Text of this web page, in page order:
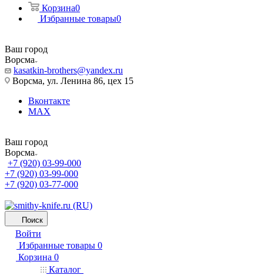
Корзина0
Избранные товары0
Ваш город
Ворсма
kasatkin-brothers@yandex.ru
Ворсма, ул. Ленина 86, цех 15
Вконтакте
MAX
Ваш город
Ворсма
+7 (920) 03-99-000
+7 (920) 03-99-000
+7 (920) 03-77-000
Поиск
Войти
Избранные товары 0
Корзина 0
Каталог